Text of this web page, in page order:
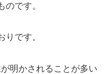
です。
です。
明かされることが多い